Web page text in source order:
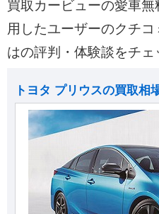
買取カービューの愛車
用したユーザーのクチ
はの評判・体験談をチェ
トヨタ プリウスの買取相